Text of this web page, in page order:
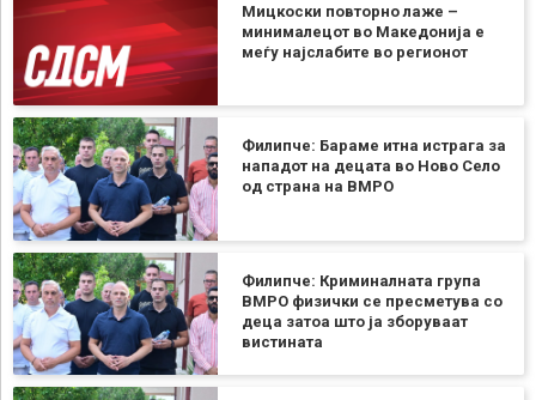
Мицкоски повторно лаже –
минималецот во Македонија е
меѓу најслабите во регионот
Филипче: Бараме итна истрага за
нападот на децата во Ново Село
од страна на ВМРО
Филипче: Криминалната група
ВМРО физички се пресметува со
деца затоа што ја зборуваат
вистината